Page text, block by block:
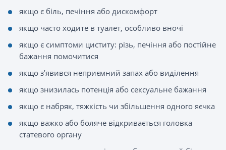
якщо є біль, печіння або дискомфорт
якщо часто ходите в туалет, особливо вночі
якщо є симптоми циститу: різь, печіння або постійне
бажання помочитися
якщо з’явився неприємний запах або виділення
якщо знизилась потенція або сексуальне бажання
якщо є набряк, тяжкість чи збільшення одного яєчка
якщо важко або боляче відкривається головка
статевого органу